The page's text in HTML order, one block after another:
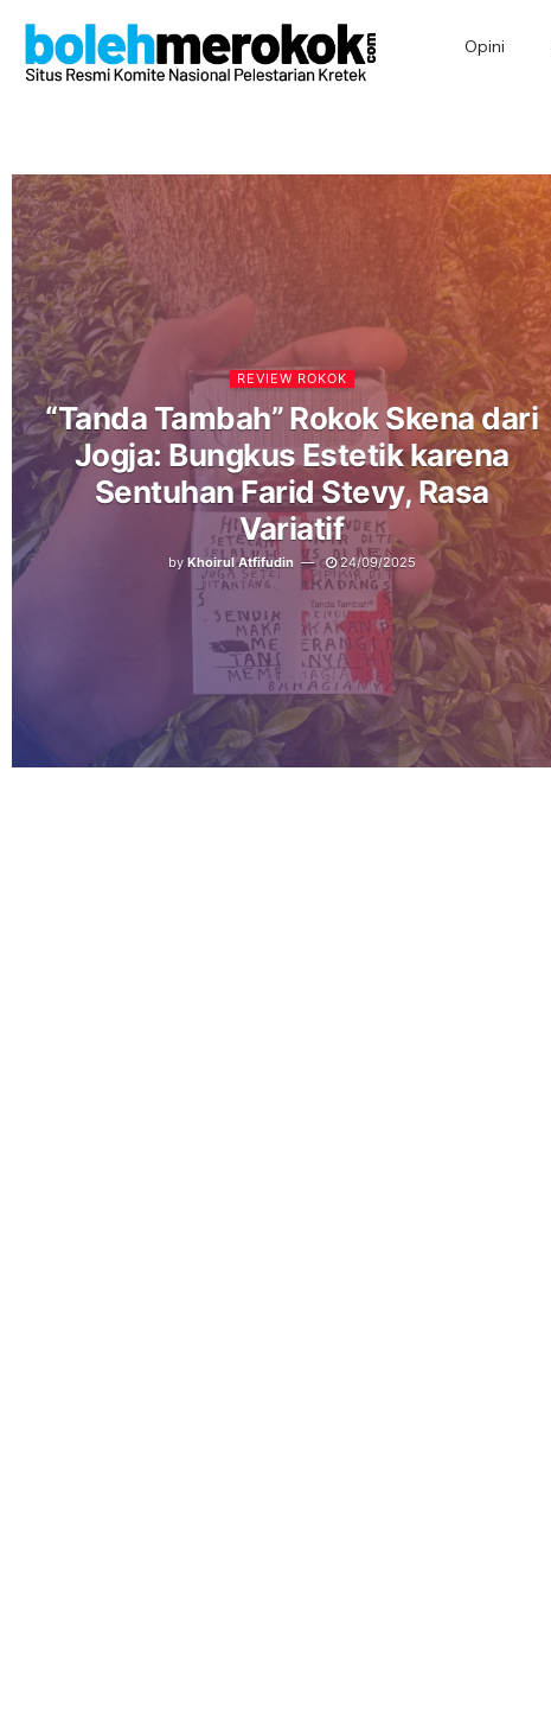
Opini
REVIEW ROKOK
“Tanda Tambah” Rokok Skena dari
Jogja: Bungkus Estetik karena
Sentuhan Farid Stevy, Rasa
Variatif
by Khoirul Atfifudin 24/09/2025